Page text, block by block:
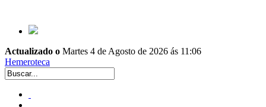
Actualizado o Martes 4 de Agosto de 2026 ás 11:06
Hemeroteca